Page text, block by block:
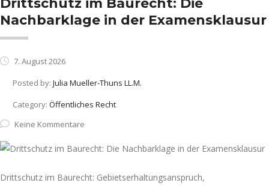
Nachbarklage in der Examensklausur
7. August 2026
Posted by: Julia Mueller-Thuns LL.M.
Category: Öffentliches Recht
Keine Kommentare
Drittschutz im Baurecht: Gebietserhaltungsanspruch,